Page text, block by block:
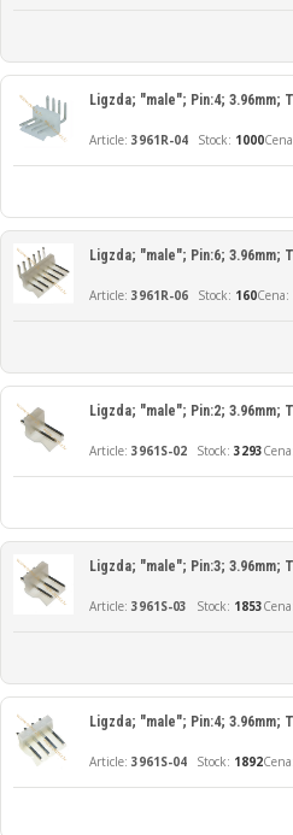
3961R-04
Ligzda; "male"; Pin:4; 3.96mm;
1000
3961R-06
Ligzda; "male"; Pin:6; 3.96mm;
160Cena:
3961S-02
Ligzda; "male"; Pin:2; 3.96mm;
3293Cena:
3961S-03
Ligzda; "male"; Pin:3; 3.96mm;
1853Cena:
3961S-04
Ligzda; "male"; Pin:4; 3.96mm;
1892Cena: